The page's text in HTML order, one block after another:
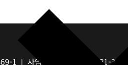
1 | 사업자등록번호: 117-81-33190